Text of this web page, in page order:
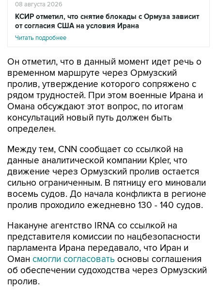
08 августа 2026
КСИР отметил, что снятие блокады с Ормуза зависит
от согласия США на условия Ирана
Читать подробнее
Он отметил, что в данный момент идет речь о
временном маршруте через Ормузский
пролив, утверждение которого сопряжено с
рядом трудностей. При этом военные Ирана и
Омана обсуждают этот вопрос, по итогам
консультаций новый путь должен быть
определен.
Между тем, CNN сообщает со ссылкой на
данные аналитической компании Kpler, что
движение через Ормузский пролив остается
сильно ограниченным. В пятницу его миновали
восемь судов. До начала конфликта в регионе
пролив проходило ежедневно 130 - 140 судов.
Накануне агентство IRNA со ссылкой на
представителя комиссии по нацбезопасности
парламента Ирана передавало, что Иран и
Оман смогли согласовать основы соглашения
об обеспечении судоходства через Ормузский
пролив.